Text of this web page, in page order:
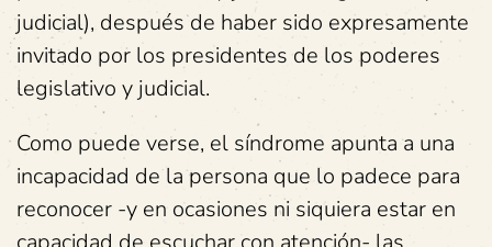
judicial), después de haber sido expresamente
invitado por los presidentes de los poderes
legislativo y judicial.
Como puede verse, el síndrome apunta a una
incapacidad de la persona que lo padece para
reconocer -y en ocasiones ni siquiera estar en